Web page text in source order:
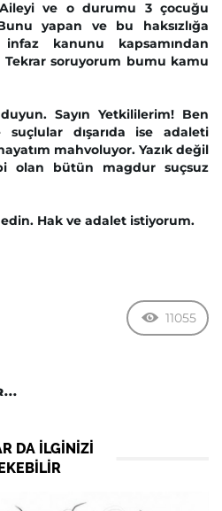
ve o durumu 3 çocuğu
yapan ve bu haksızlığa
kanunu kapsamından
Tekrar soruyorum bumu kamu
Sayın Yetkililerim! Ben
dışarıda ise adaleti
mahvoluyor. Yazık değil
olan bütün magdur suçsuz
Hak ve adalet istiyorum.
11055
DA ILGINIZI